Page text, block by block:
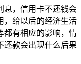
息，信用卡不还钱会
，给以后的经济生活
都有相应的影响，情
还款会出现什么后果